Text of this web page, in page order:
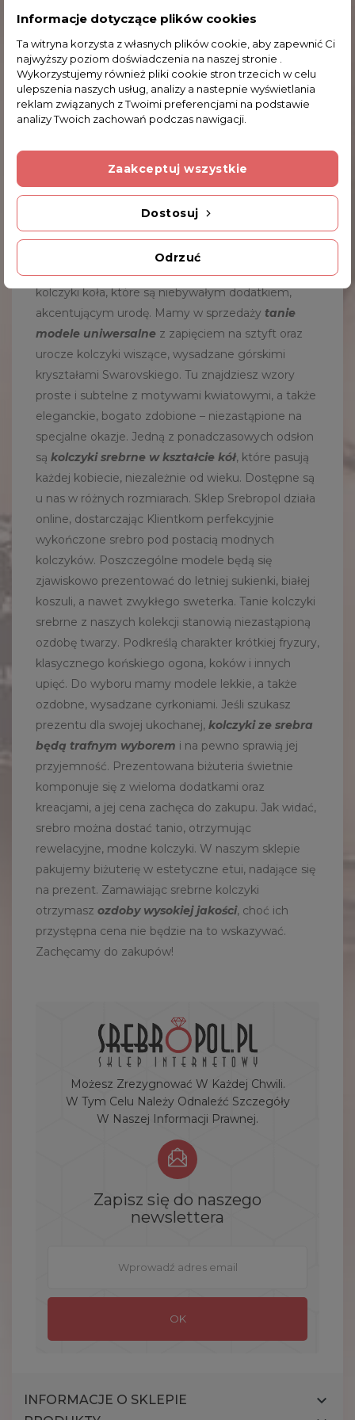
noszenia w uszach. To projekty wykonane ze
idealna zarówno do pracy,na eleganckie
przyjęcie, jak i na co dzień, kiedy po prostu
chcemy dobrze wyglądać. Obejrzyj nasze kolczyki i
znajdź model dla siebie!
TUTAJ ZAMÓWISZ PONADCZASOWE
W ofercie przygotowanej przez nasz sklep
internetowy, znalazły się między innymi srebrne
kolczyki koła, które są niebywałym dodatkiem,
akcentującym urodę. Mamy w sprzedaży tanie
modele uniwersalne z zapięciem na sztyft oraz
urocze kolczyki wiszące, wysadzane górskimi
kryształami Swarovskiego. Tu znajdziesz wzory
proste i subtelne z motywami kwiatowymi, a także
eleganckie, bogato zdobione – niezastąpione na
specjalne okazje. Jedną z ponadczasowych odsłon
są kolczyki srebrne w kształcie kół, które pasują
każdej kobiecie, niezależnie od wieku. Dostępne są
u nas w różnych rozmiarach. Sklep Srebropol działa
online, dostarczając Klientkom perfekcyjnie
wykończone srebro pod postacią modnych
kolczyków. Poszczególne modele będą się
zjawiskowo prezentować do letniej sukienki, białej
koszuli, a nawet zwykłego sweterka. Tanie kolczyki
srebrne z naszych kolekcji stanowią niezastąpioną
ozdobę twarzy. Podkreślą charakter krótkiej fryzury,
klasycznego końskiego ogona, koków i innych
upięć. Do wyboru mamy modele lekkie, a także
ozdobne, wysadzane cyrkoniami. Jeśli szukasz
prezentu dla swojej ukochanej, kolczyki ze srebra
będą trafnym wyborem i na pewno sprawią jej
przyjemność. Prezentowana biżuteria świetnie
komponuje się z wieloma dodatkami oraz
kreacjami, a jej cena zachęca do zakupu. Jak widać,
srebro można dostać tanio, otrzymując
rewelacyjne, modne kolczyki. W naszym sklepie
pakujemy biżuterię w estetyczne etui, nadające się
na prezent. Zamawiając srebrne kolczyki
otrzymasz ozdoby wysokiej jakości, choć ich
przystępna cena nie będzie na to wskazywać.
Zachęcamy do zakupów!
Możesz Zrezygnować W Każdej Chwili.
W Tym Celu Należy Odnaleźć Szczegóły
W Naszej Informacji Prawnej.
Zapisz się do naszego
newslettera
INFORMACJE O SKLEPIE 
Informacje dotyczące plików cookies
Ta witryna korzysta z własnych plików cookie, aby zapewnić Ci
najwyższy poziom doświadczenia na naszej stronie .
Wykorzystujemy również pliki cookie stron trzecich w celu
ulepszenia naszych usług, analizy a nastepnie wyświetlania
reklam związanych z Twoimi preferencjami na podstawie
analizy Twoich zachowań podczas nawigacji.
Odrzuć
Dostosuj
Zaakceptuj wszystkie